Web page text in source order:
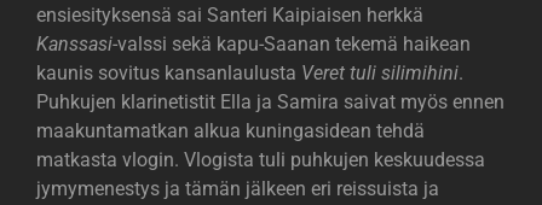
ensiesityksensä sai Santeri Kaipiaisen herkkä
Kanssasi-valssi sekä kapu-Saanan tekemä haikean
kaunis sovitus kansanlaulusta Veret tuli silimihini.
Puhkujen klarinetistit Ella ja Samira saivat myös ennen
maakuntamatkan alkua kuningasidean tehdä
matkasta vlogin. Vlogista tuli puhkujen keskuudessa
jymymenestys ja tämän jälkeen eri reissuista ja